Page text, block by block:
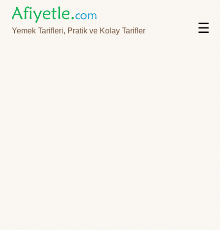
Yemek Tarifleri, Pratik ve Kolay Tarifler ☰